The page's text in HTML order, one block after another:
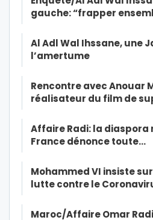
gauche: “frapper
Al Adl Wal Ihssane, une
l’amertume
Rencontre avec Anouar
réalisateur du film de
Affaire Radi: la diaspora
France dénonce toute…
Mohammed VI insiste
lutte contre le
Maroc/Affaire Omar